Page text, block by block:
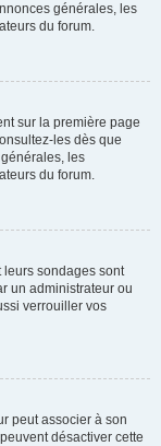
générales, les
du forum.
sur la première page
les dès que
les
du forum.
leurs sondages sont
un administrateur ou
verrouiller vos
peut associer à son
désactiver cette